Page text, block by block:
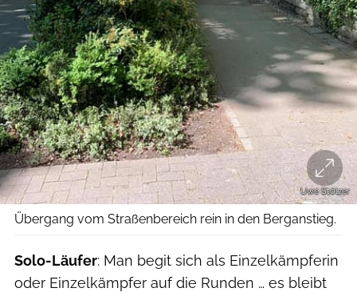
Uwe Stölzer
Übergang vom Straßenbereich rein in den Berganstieg.
Solo-Läufer: Man begit sich als Einzelkämpferin
oder Einzelkämpfer auf die Runden … es bleibt